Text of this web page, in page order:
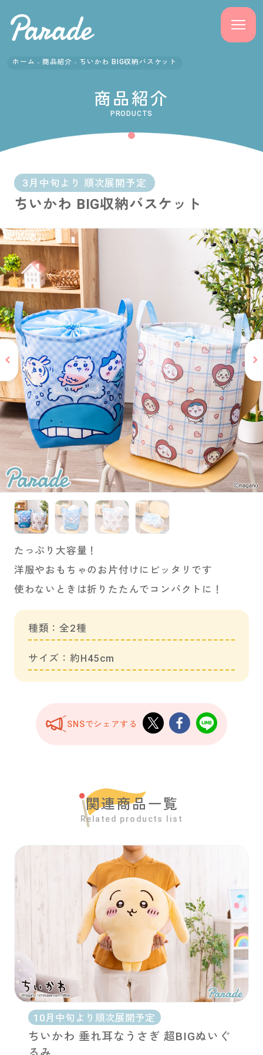
よくある質問
会社概要
採用情報
サポート
お問い合わせ
PRIZE 公式 X
PRIZE 公式 Instagram
CAPSULE TOY 公式 X
CAPSULE TOY 公式 Instagram
プライバシーポリシー
ホーム 商品紹介 ちいかわ BIG収納バスケット
商品紹介
PRODUCTS
3月中旬より 順次展開予定
ちいかわ BIG収納バスケット
たっぷり大容量！
洋服やおもちゃのお片付けにピッタリです
使わないときは折りたたんでコンパクトに！
種類：全2種
サイズ：約H45cm
SNSでシェアする
関連商品一覧
Related products list
10月中旬より順次展開予定
ちいかわ 垂れ耳なうさぎ 超BIGぬいぐ